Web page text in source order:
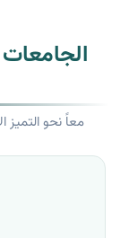
معاً نحو التميز